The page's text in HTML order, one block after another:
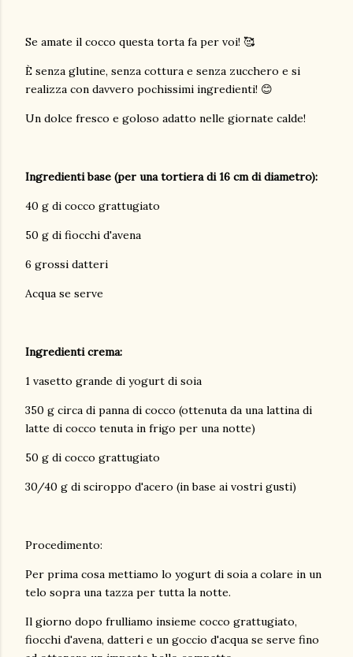
Se amate il cocco questa torta fa per voi! 🥰
È senza glutine, senza cottura e senza zucchero e si
realizza con davvero pochissimi ingredienti! 😊
Un dolce fresco e goloso adatto nelle giornate calde!
Ingredienti base (per una tortiera di 16 cm di diametro):
40 g di cocco grattugiato
50 g di fiocchi d'avena
6 grossi datteri
Acqua se serve
Ingredienti crema:
1 vasetto grande di yogurt di soia
350 g circa di panna di cocco (ottenuta da una lattina di
latte di cocco tenuta in frigo per una notte)
50 g di cocco grattugiato
30/40 g di sciroppo d'acero (in base ai vostri gusti)
Procedimento:
Per prima cosa mettiamo lo yogurt di soia a colare in un
telo sopra una tazza per tutta la notte.
Il giorno dopo frulliamo insieme cocco grattugiato,
fiocchi d'avena, datteri e un goccio d'acqua se serve fino